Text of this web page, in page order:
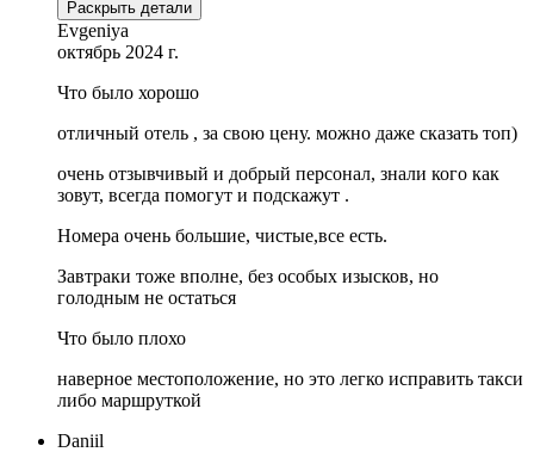
Раскрыть детали
Evgeniya
октябрь 2024 г.
Что было хорошо
отличный отель , за свою цену. можно даже сказать топ)
очень отзывчивый и добрый персонал, знали кого как
зовут, всегда помогут и подскажут .
Номера очень большие, чистые,все есть.
Завтраки тоже вполне, без особых изысков, но
голодным не остаться
Что было плохо
наверное местоположение, но это легко исправить такси
либо маршруткой
Daniil